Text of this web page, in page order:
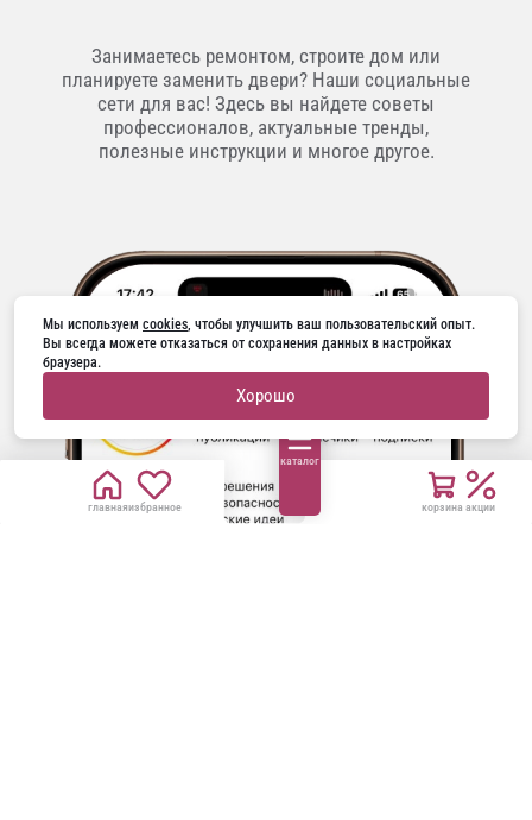
главнаяизбранное
каталог
корзина акции
Занимаетесь ремонтом, строите дом или
планируете заменить двери? Наши социальные
сети для вас! Здесь вы найдете советы
профессионалов, актуальные тренды,
полезные инструкции и многое другое.
Мы используем cookies, чтобы улучшить ваш пользовательский опыт.
Вы всегда можете отказаться от сохранения данных в настройках
браузера.
Хорошо